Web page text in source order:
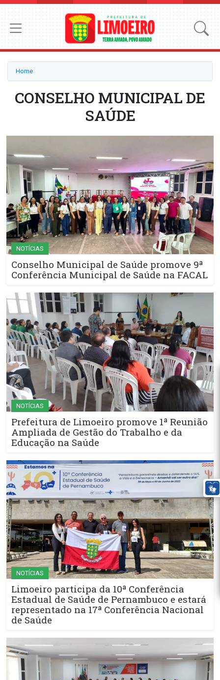
Home
CONSELHO MUNICIPAL DE
SAÚDE
NOTÍCIAS
Conselho Municipal de Saúde promove 9ª
Conferência Municipal de Saúde na FACAL
NOTÍCIAS
Prefeitura de Limoeiro promove 1ª Reunião
Ampliada de Gestão do Trabalho e da
Educação na Saúde
NOTÍCIAS
Limoeiro participa da 10ª Conferência
Estadual de Saúde de Pernambuco e estará
representado na 17ª Conferência Nacional
de Saúde